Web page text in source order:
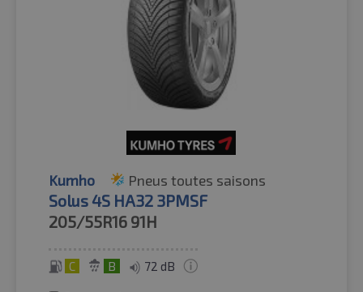
Kumho Pneus toutes saisons
Solus 4S HA32 3PMSF
205/55R16 91H
C B 72 dB